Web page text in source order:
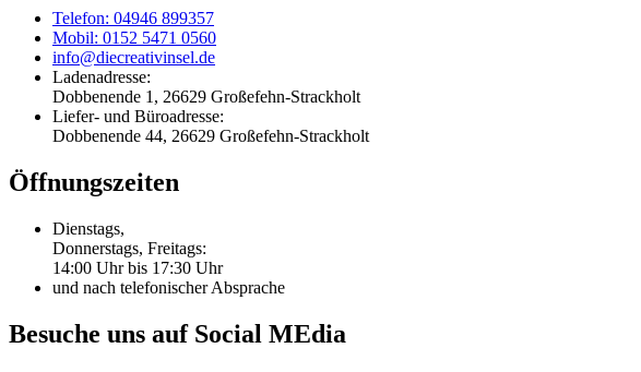
Telefon: 04946 899357
Mobil: 0152 5471 0560
info@diecreativinsel.de
Ladenadresse:
Dobbenende 1, 26629 Großefehn-Strackholt
Liefer- und Büroadresse:
Dobbenende 44, 26629 Großefehn-Strackholt
Öffnungszeiten
Dienstags,
Donnerstags, Freitags:
14:00 Uhr bis 17:30 Uhr
und nach telefonischer Absprache
Besuche uns auf Social MEdia